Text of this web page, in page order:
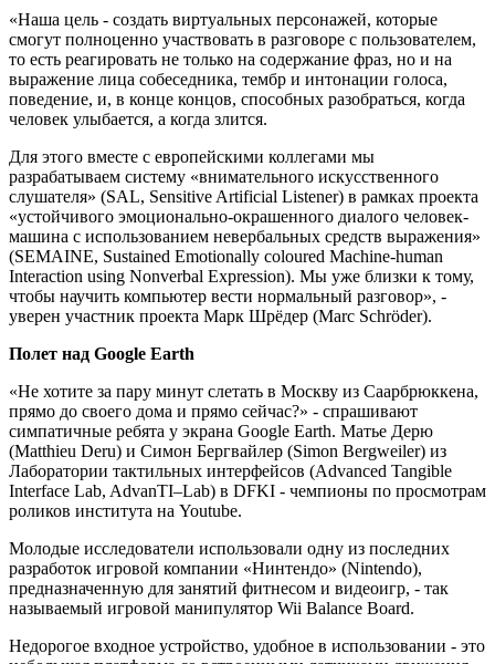
«Наша цель - создать виртуальных персонажей, которые
смогут полноценно участвовать в разговоре с пользователем,
то есть реагировать не только на содержание фраз, но и на
выражение лица собеседника, тембр и интонации голоса,
поведение, и, в конце концов, способных разобраться, когда
человек улыбается, а когда злится.
Для этого вместе с европейскими коллегами мы
разрабатываем систему «внимательного искусственного
слушателя» (SAL, Sensitive Artificial Listener) в рамках проекта
«устойчивого эмоционально-окрашенного диалого человек-
машина с использованием невербальных средств выражения»
(SEMAINE, Sustained Emotionally coloured Machine-human
Interaction using Nonverbal Expression). Мы уже близки к тому,
чтобы научить компьютер вести нормальный разговор», -
уверен участник проекта Марк Шрёдер (Marc Schröder).
Полет над Google Earth
«Не хотите за пару минут слетать в Москву из Саарбрюккена,
прямо до своего дома и прямо сейчас?» - спрашивают
симпатичные ребята у экрана Google Earth. Матье Дерю
(Matthieu Deru) и Симон Бергвайлер (Simon Bergweiler) из
Лаборатории тактильных интерфейсов (Advanced Tangible
Interface Lab, AdvanTI–Lab) в DFKI - чемпионы по просмотрам
роликов института на Youtube.
Молодые исследователи использовали одну из последних
разработок игровой компании «Нинтендо» (Nintendo),
предназначенную для занятий фитнесом и видеоигр, - так
называемый игровой манипулятор Wii Balance Board.
Недорогое входное устройство, удобное в использовании - это